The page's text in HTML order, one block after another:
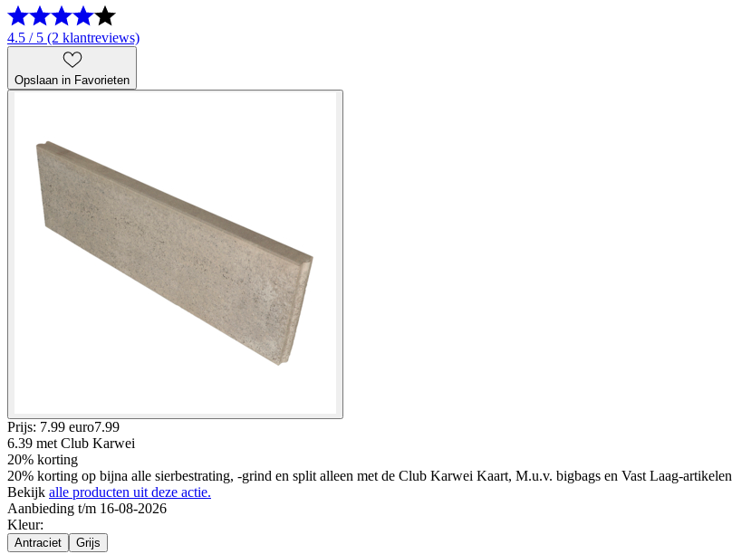
4.5 / 5 (2 klantreviews)
Opslaan in Favorieten
Prijs: 7.99 euro7.99
6.39 met Club Karwei
20% korting
20% korting op bijna alle sierbestrating, -grind en split alleen met de Club Karwei Kaart, M.u.v. bigbags en Vast Laag-artikelen
Bekijk alle producten uit deze actie.
Aanbieding t/m 16-08-2026
Kleur:
Antraciet Grijs